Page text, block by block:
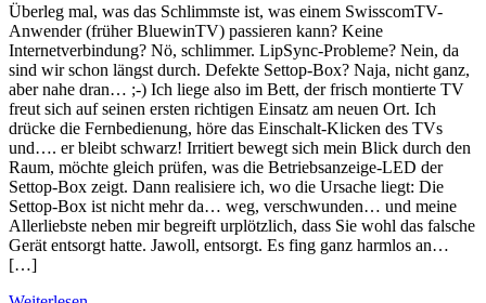
Überleg mal, was das Schlimmste ist, was einem SwisscomTV-
Anwender (früher BluewinTV) passieren kann? Keine
Internetverbindung? Nö, schlimmer. LipSync-Probleme? Nein, da
sind wir schon längst durch. Defekte Settop-Box? Naja, nicht ganz,
aber nahe dran… ;-) Ich liege also im Bett, der frisch montierte TV
freut sich auf seinen ersten richtigen Einsatz am neuen Ort. Ich
drücke die Fernbedienung, höre das Einschalt-Klicken des TVs
und…. er bleibt schwarz! Irritiert bewegt sich mein Blick durch den
Raum, möchte gleich prüfen, was die Betriebsanzeige-LED der
Settop-Box zeigt. Dann realisiere ich, wo die Ursache liegt: Die
Settop-Box ist nicht mehr da… weg, verschwunden… und meine
Allerliebste neben mir begreift urplötzlich, dass Sie wohl das falsche
Gerät entsorgt hatte. Jawoll, entsorgt. Es fing ganz harmlos an…
[…]